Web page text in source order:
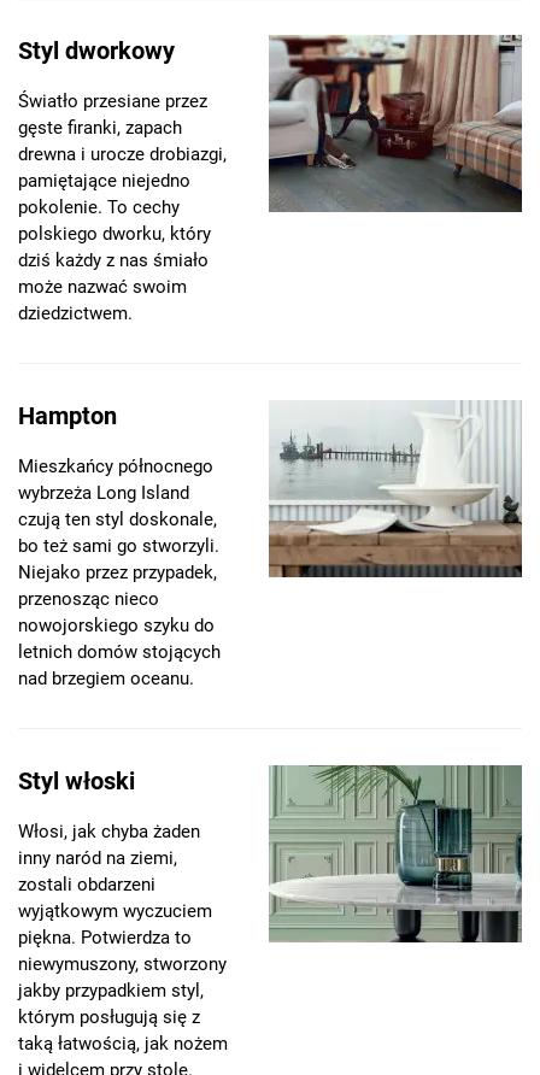
Styl dworkowy
Światło przesiane przez
gęste firanki, zapach
drewna i urocze drobiazgi,
pamiętające niejedno
pokolenie. To cechy
polskiego dworku, który
dziś każdy z nas śmiało
może nazwać swoim
dziedzictwem.
Hampton
Mieszkańcy północnego
wybrzeża Long Island
czują ten styl doskonale,
bo też sami go stworzyli.
Niejako przez przypadek,
przenosząc nieco
nowojorskiego szyku do
letnich domów stojących
nad brzegiem oceanu.
Styl włoski
Włosi, jak chyba żaden
inny naród na ziemi,
zostali obdarzeni
wyjątkowym wyczuciem
piękna. Potwierdza to
niewymuszony, stworzony
jakby przypadkiem styl,
którym posługują się z
taką łatwością, jak nożem
i widelcem przy stole.